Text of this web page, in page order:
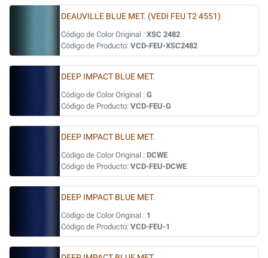
DEAUVILLE BLUE MET. (VEDI FEU T2 4551)
Código de Color Original : XSC 2482
Código de Producto: VCD-FEU-XSC2482
DEEP IMPACT BLUE MET.
Código de Color Original : G
Código de Producto: VCD-FEU-G
DEEP IMPACT BLUE MET.
Código de Color Original : DCWE
Código de Producto: VCD-FEU-DCWE
DEEP IMPACT BLUE MET.
Código de Color Original : 1
Código de Producto: VCD-FEU-1